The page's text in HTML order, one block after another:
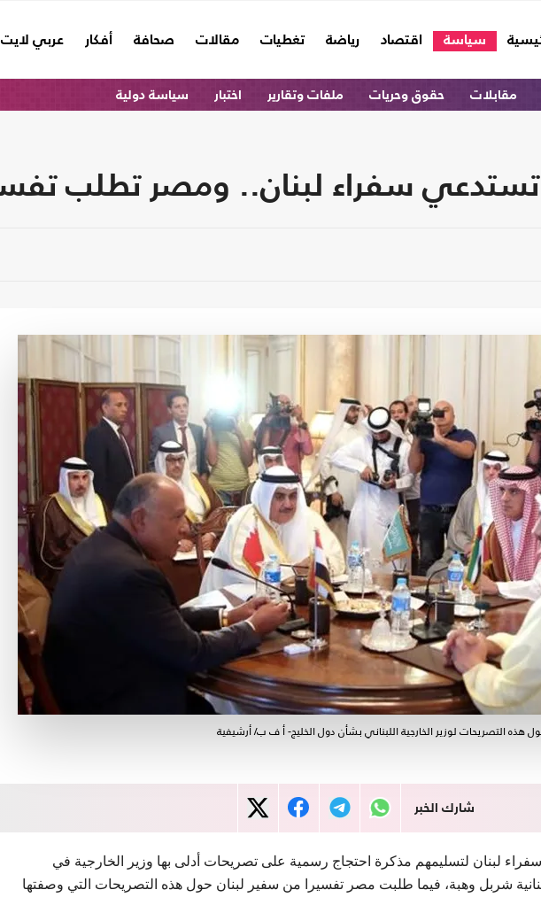
(current) سياسة اقتصاد رياضة تغطيات مقالات صحافة أفكار عربي لايت
مقابلات حقوق وحريات ملفات وتقارير اختبار سياسة دولية
التصريحات لوزير الخارجية اللبناني بشأن دول الخليج- أ ف ب/ أرشيفية
شارك الخبر
لبنان لتسليمهم مذكرة احتجاج رسمية على تصريحات أدلى بها وزير الخارجية في
شربل وهبة، فيما طلبت مصر تفسيرا من سفير لبنان حول هذه التصريحات التي وصفتها